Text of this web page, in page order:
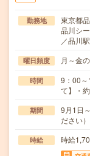
勤務地
東京都
品川シ
／品川
曜日頻度 月～金
時間
9：00～
て】・
期間
9月1日
ださい）
時給 時給